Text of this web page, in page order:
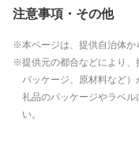
注意事項・その他
本ページは、提供自治体か
提供元の都合などにより、
パッケージ、原材料など
礼品のパッケージやラベ
い。